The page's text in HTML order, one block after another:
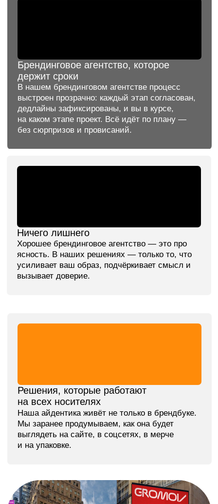
Брендинг и сайт центра фитокосметологии